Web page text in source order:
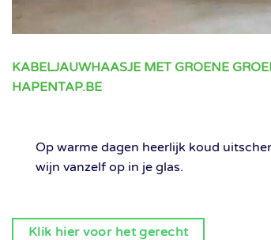
KABELJAUWHAASJE MET GROENE
HAPENTAP.BE
Op warme dagen heerlijk koud
wijn vanzelf op in je glas.
Klik hier voor het gerecht